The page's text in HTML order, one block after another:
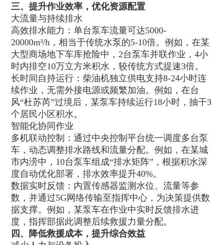
三、提升作业效率，优化资源配置
大流量与持续排水
高效排水能力：单台泵车流量可达5000-
20000m³/h，相当于传统水泵的5-10倍。例如，在某
大型商场地下车库抢险中，2台泵车并联作业，4小
时内排空10万立方米积水，较传统方式提速3倍。
长时间自持运行：柴油机独立供电支持8-24小时连
续作业，无需外接电源或频繁加油。例如，在台
风“杜苏芮”过境后，某泵车持续运行18小时，抽干3
个居民小区积水。
智能化协同作业
多机联动控制：通过中央控制平台统一调度多台泵
车，动态调整排水路线和流量分配。例如，在某城
市内涝中，10台泵车组成“排水矩阵”，根据积水深
度自动优化部署，排水效率提升40%。
数据实时反馈：内置传感器监测水位、流量等参
数，并通过5G网络传输至指挥中心，为决策提供数
据支撑。例如，某泵车在作业中实时反馈排水进
度，指挥部据此调整后续救援力量分配。
四、降低救援成本，提升综合效益